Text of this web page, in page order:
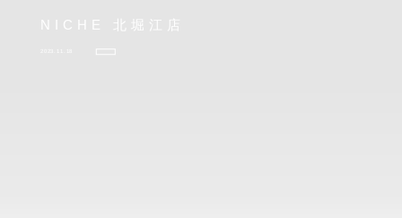
NICHE 北堀江店